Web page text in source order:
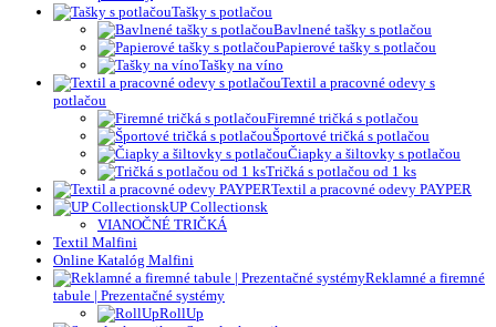
Tašky s potlačou
Bavlnené tašky s potlačou
Papierové tašky s potlačou
Tašky na víno
Textil a pracovné odevy s
potlačou
Firemné tričká s potlačou
Športové tričká s potlačou
Čiapky a šiltovky s potlačou
Tričká s potlačou od 1 ks
Textil a pracovné odevy PAYPER
UP Collectionsk
VIANOČNÉ TRIČKÁ
Textil Malfini
Online Katalóg Malfini
Reklamné a firemné
tabule | Prezentačné systémy
RollUp